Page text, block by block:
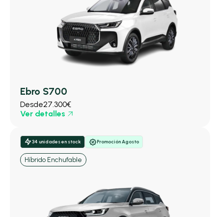
Ebro S700
Desde27.300€
Ver detalles
34 unidades en stock Promoción Agosto
Híbrido Enchufable